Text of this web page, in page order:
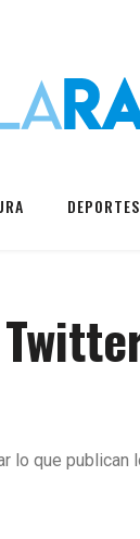
DEPORTES
lo que publican